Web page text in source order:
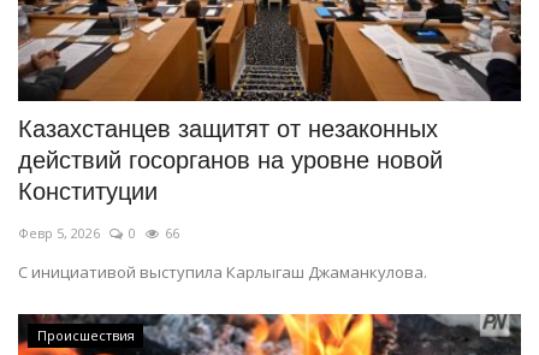
Казахстанцев защитят от незаконных
действий госорганов на уровне новой
Конституции
Февр 5, 2026 0 66
С инициативой выступила Карлыгаш Джаманкулова.
Происшествия